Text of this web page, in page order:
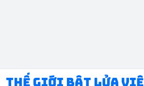
Thế Giới Bật Lửa